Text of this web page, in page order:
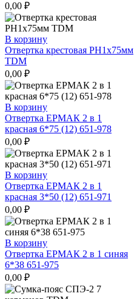
0,00 ₽
В корзину
Отвертка крестовая РН1х75мм
TDM
0,00 ₽
В корзину
Отвертка ЕРМАК 2 в 1
красная 6*75 (12) 651-978
0,00 ₽
В корзину
Отвертка ЕРМАК 2 в 1
красная 3*50 (12) 651-971
0,00 ₽
В корзину
Отвертка ЕРМАК 2 в 1 синяя
6*38 651-975
0,00 ₽